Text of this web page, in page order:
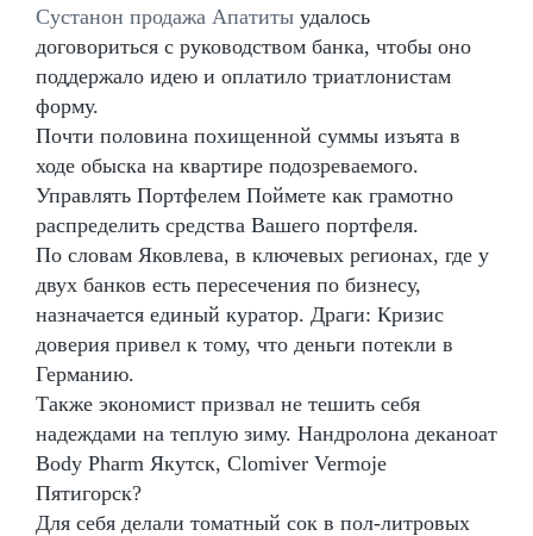
Сустанон продажа Апатиты удалось
договориться с руководством банка, чтобы оно
поддержало идею и оплатило триатлонистам
форму.
Почти половина похищенной суммы изъята в
ходе обыска на квартире подозреваемого.
Управлять Портфелем Поймете как грамотно
распределить средства Вашего портфеля.
По словам Яковлева, в ключевых регионах, где у
двух банков есть пересечения по бизнесу,
назначается единый куратор. Драги: Кризис
доверия привел к тому, что деньги потекли в
Германию.
Также экономист призвал не тешить себя
надеждами на теплую зиму. Нандролона деканоат
Body Pharm Якутск, Clomiver Vermoje
Пятигорск?
Для себя делали томатный сок в пол-литровых